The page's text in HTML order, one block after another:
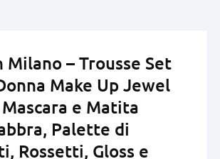
Milano – Trousse Set
Make Up Jewel
e Matita
Palette di
Rossetti, Gloss e